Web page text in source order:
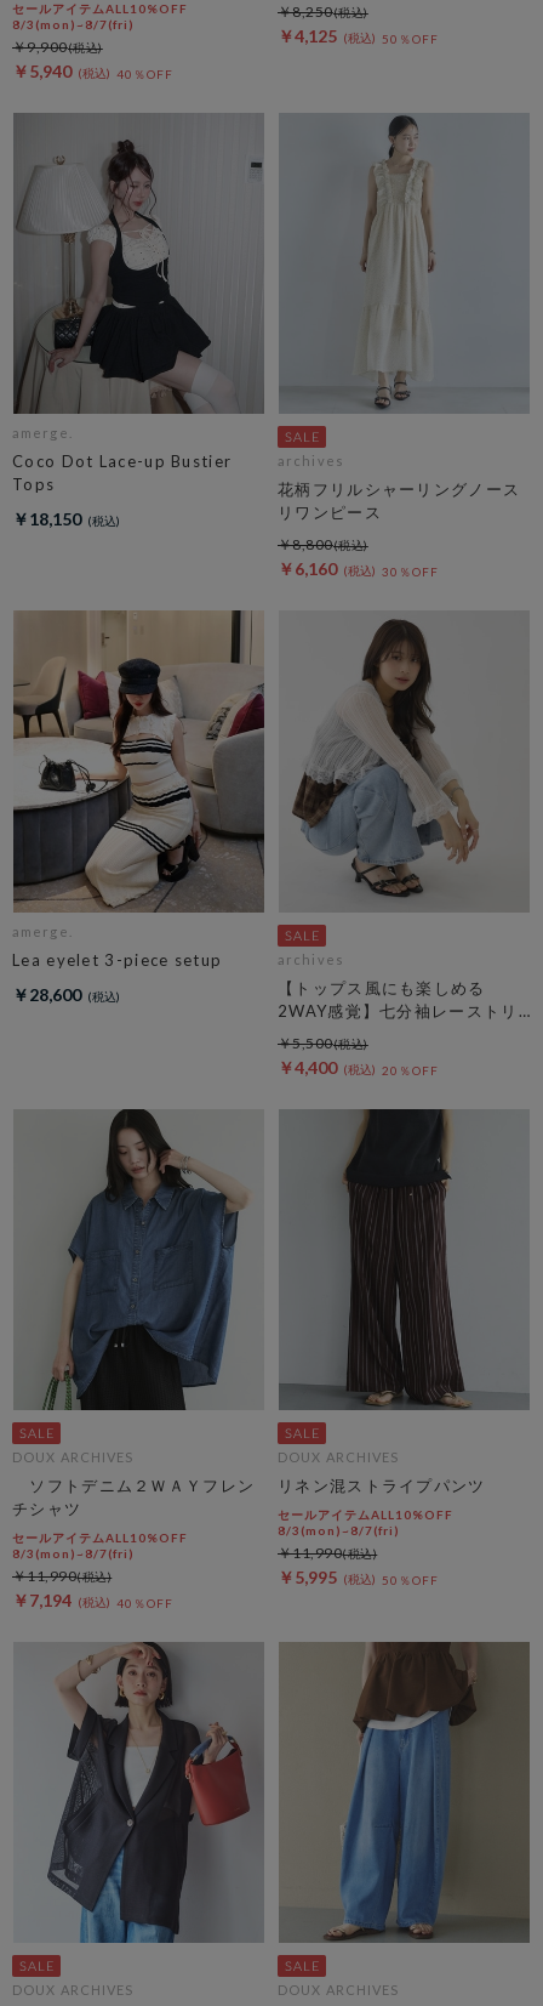
セールアイテムALL10%OFF
8/3(mon)~8/7(fri)
￥5,940 40％OFF
￥9,900
￥4,125 50％OFF
￥8,250
amerge.
Coco Dot Lace-up Bustier
Tops
￥18,150
archives
花柄フリルシャーリングノース
リワンピース
￥6,160 30％OFF
￥8,800
amerge.
Lea eyelet 3-piece setup
￥28,600
archives
【トップス風にも楽しめる
2WAY感覚】七分袖レーストリ
ム透かしニットカーディガン
￥4,400 20％OFF
￥5,500
DOUX ARCHIVES
ソフトデニム２ＷＡＹフレン
チシャツ
セールアイテムALL10%OFF
8/3(mon)~8/7(fri)
￥7,194 40％OFF
￥11,990
DOUX ARCHIVES
リネン混ストライプパンツ
セールアイテムALL10%OFF
8/3(mon)~8/7(fri)
￥5,995 50％OFF
￥11,990
DOUX ARCHIVES DOUX ARCHIVES